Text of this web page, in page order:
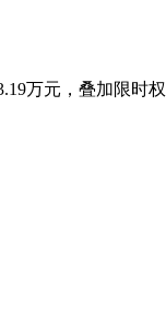
万元，叠加限时权